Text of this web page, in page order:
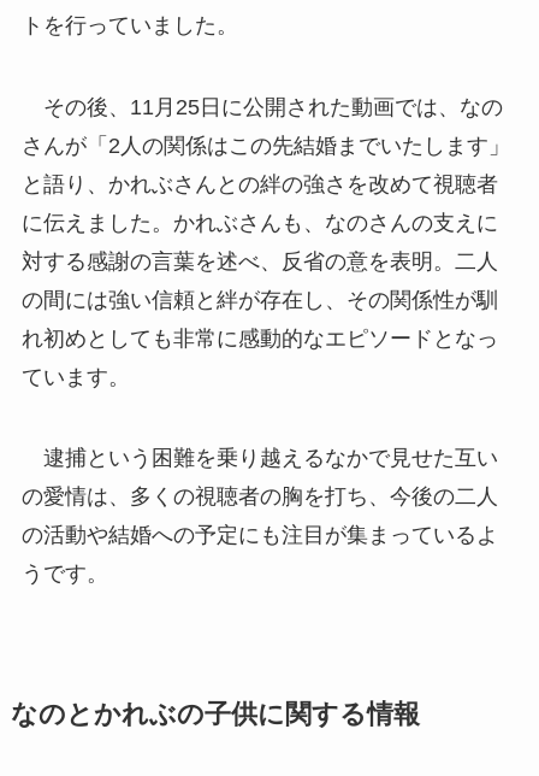
トを行っていました。
その後、11月25日に公開された動画では、なの
さんが「2人の関係はこの先結婚までいたします」
と語り、かれぶさんとの絆の強さを改めて視聴者
に伝えました。かれぶさんも、なのさんの支えに
対する感謝の言葉を述べ、反省の意を表明。二人
の間には強い信頼と絆が存在し、その関係性が馴
れ初めとしても非常に感動的なエピソードとなっ
ています。
逮捕という困難を乗り越えるなかで見せた互い
の愛情は、多くの視聴者の胸を打ち、今後の二人
の活動や結婚への予定にも注目が集まっているよ
うです。
なのとかれぶの子供に関する情報